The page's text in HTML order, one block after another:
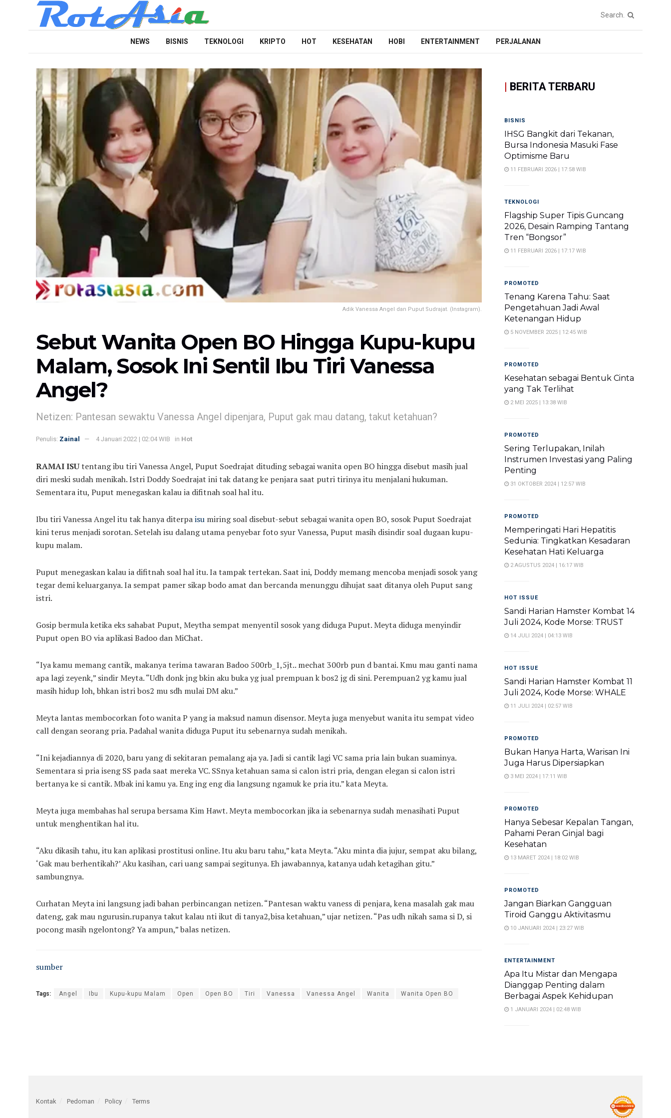
NEWS BISNIS TEKNOLOGI KRIPTO HOT KESEHATAN HOBI ENTERTAINMENT PERJALANAN
Adik Vanessa Angel dan Puput Sudrajat. (Instagram).
Sebut Wanita Open BO Hingga Kupu-kupu
Malam, Sosok Ini Sentil Ibu Tiri Vanessa
Angel?
Netizen: Pantesan sewaktu Vanessa Angel dipenjara, Puput gak mau datang, takut ketahuan?
Penulis: Zainal 4 Januari 2022 | 02:04 WIB in Hot
RAMAI ISUtentang ibu tiri Vanessa Angel, Puput Soedrajat dituding sebagai wanita open BO hingga disebut masih jual
diri meski sudah menikah. Istri Doddy Soedrajat ini tak datang ke penjara saat putri tirinya itu menjalani hukuman.
Sementara itu, Puput menegaskan kalau ia difitnah soal hal itu.
Ibu tiri Vanessa Angel itu tak hanya diterpaisu miring soal disebut-sebut sebagai wanita open BO, sosok Puput Soedrajat
kini terus menjadi sorotan. Setelah isu dalang utama penyebar foto syur Vanessa, Puput masih disindir soal dugaan kupu-
kupu malam.
Puput menegaskan kalau ia difitnah soal hal itu. Ia tampak tertekan. Saat ini, Doddy memang mencoba menjadi sosok yang
tegar demi keluarganya. Ia sempat pamer sikap bodo amat dan bercanda menunggu dihujat saat ditanya oleh Puput sang
istri.
Gosip bermula ketika eks sahabat Puput, Meytha sempat menyentil sosok yang diduga Puput. Meyta diduga menyindir
Puput open BO via aplikasi Badoo dan MiChat.
“Iya kamu memang cantik, makanya terima tawaran Badoo 500rb_1,5jt.. mechat 300rb pun d bantai. Kmu mau ganti nama
apa lagi zeyenk,” sindir Meyta. “Udh donk jng bkin aku buka yg jual prempuan k bos2 jg di sini. Perempuan2 yg kamu jual
masih hidup loh, bhkan istri bos2 mu sdh mulai DM aku.”
Meyta lantas membocorkan foto wanita P yang ia maksud namun disensor. Meyta juga menyebut wanita itu sempat video
call dengan seorang pria. Padahal wanita diduga Puput itu sebenarnya sudah menikah.
“Ini kejadiannya di 2020, baru yang di sekitaran pemalang aja ya. Jadi si cantik lagi VC sama pria lain bukan suaminya.
Sementara si pria iseng SS pada saat mereka VC. SSnya ketahuan sama si calon istri pria, dengan elegan si calon istri
bertanya ke si cantik. Mbak ini kamu ya. Eng ing eng dia langsung ngamuk ke pria itu.” kata Meyta.
Meyta juga membahas hal serupa bersama Kim Hawt. Meyta membocorkan jika ia sebenarnya sudah menasihati Puput
untuk menghentikan hal itu.
“Aku dikasih tahu, itu kan aplikasi prostitusi online. Itu aku baru tahu,” kata Meyta. “Aku minta dia jujur, sempat aku bilang,
‘Gak mau berhentikah?’ Aku kasihan, cari uang sampai segitunya. Eh jawabannya, katanya udah ketagihan gitu.”
sambungnya.
Curhatan Meyta ini langsung jadi bahan perbincangan netizen. “Pantesan waktu vaness di penjara, kena masalah gak mau
dateng, gak mau ngurusin.rupanya takut kalau nti ikut di tanya2,bisa ketahuan,” ujar netizen. “Pas udh nikah sama si D, si
pocong masih ngelontong? Ya ampun,” balas netizen.
sumber
Tags: Angel Ibu Kupu-kupu Malam Open Open BO Tiri Vanessa Vanessa Angel Wanita Wanita Open BO
| BERITA TERBARU
BISNIS
IHSG Bangkit dari Tekanan,
Bursa Indonesia Masuki Fase
Optimisme Baru
11 FEBRUARI 2026 | 17:58 WIB
TEKNOLOGI
Flagship Super Tipis Guncang
2026, Desain Ramping Tantang
Tren “Bongsor”
11 FEBRUARI 2026 | 17:17 WIB
PROMOTED
Tenang Karena Tahu: Saat
Pengetahuan Jadi Awal
Ketenangan Hidup
5 NOVEMBER 2025 | 12:45 WIB
PROMOTED
Kesehatan sebagai Bentuk Cinta
yang Tak Terlihat
2 MEI 2025 | 13:38 WIB
PROMOTED
Sering Terlupakan, Inilah
Instrumen Investasi yang Paling
Penting
31 OKTOBER 2024 | 12:57 WIB
PROMOTED
Memperingati Hari Hepatitis
Sedunia: Tingkatkan Kesadaran
Kesehatan Hati Keluarga
2 AGUSTUS 2024 | 16:17 WIB
HOT ISSUE
Sandi Harian Hamster Kombat 14
Juli 2024, Kode Morse: TRUST
14 JULI 2024 | 04:13 WIB
HOT ISSUE
Sandi Harian Hamster Kombat 11
Juli 2024, Kode Morse: WHALE
11 JULI 2024 | 02:57 WIB
PROMOTED
Bukan Hanya Harta, Warisan Ini
Juga Harus Dipersiapkan
3 MEI 2024 | 17:11 WIB
PROMOTED
Hanya Sebesar Kepalan Tangan,
Pahami Peran Ginjal bagi
Kesehatan
13 MARET 2024 | 18:02 WIB
PROMOTED
Jangan Biarkan Gangguan
Tiroid Ganggu Aktivitasmu
10 JANUARI 2024 | 23:27 WIB
ENTERTAINMENT
Apa Itu Mistar dan Mengapa
Dianggap Penting dalam
Berbagai Aspek Kehidupan
1 JANUARI 2024 | 02:48 WIB
Kontak Pedoman Policy Terms